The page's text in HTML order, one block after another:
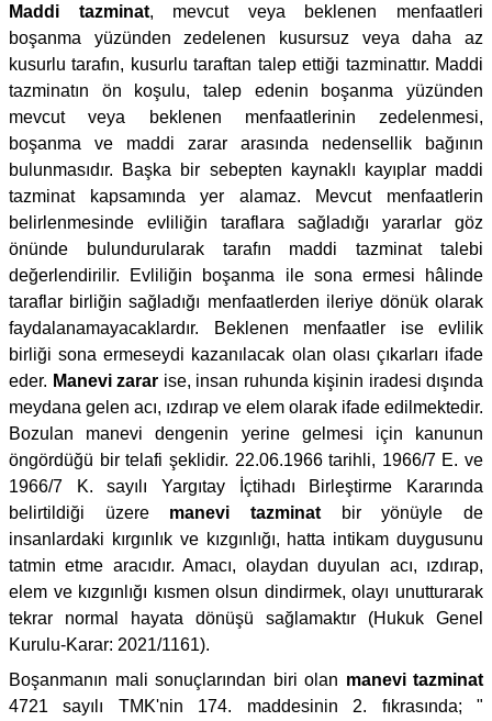
Maddi tazminat, mevcut veya beklenen menfaatleri
boşanma yüzünden zedelenen kusursuz veya daha az
kusurlu tarafın, kusurlu taraftan talep ettiği tazminattır. Maddi
tazminatın ön koşulu, talep edenin boşanma yüzünden
mevcut veya beklenen menfaatlerinin zedelenmesi,
boşanma ve maddi zarar arasında nedensellik bağının
bulunmasıdır. Başka bir sebepten kaynaklı kayıplar maddi
tazminat kapsamında yer alamaz. Mevcut menfaatlerin
belirlenmesinde evliliğin taraflara sağladığı yararlar göz
önünde bulundurularak tarafın maddi tazminat talebi
değerlendirilir. Evliliğin boşanma ile sona ermesi hâlinde
taraflar birliğin sağladığı menfaatlerden ileriye dönük olarak
faydalanamayacaklardır. Beklenen menfaatler ise evlilik
birliği sona ermeseydi kazanılacak olan olası çıkarları ifade
eder. Manevi zarar ise, insan ruhunda kişinin iradesi dışında
meydana gelen acı, ızdırap ve elem olarak ifade edilmektedir.
Bozulan manevi dengenin yerine gelmesi için kanunun
öngördüğü bir telafi şeklidir. 22.06.1966 tarihli, 1966/7 E. ve
1966/7 K. sayılı Yargıtay İçtihadı Birleştirme Kararında
belirtildiği üzere manevi tazminat bir yönüyle de
insanlardaki kırgınlık ve kızgınlığı, hatta intikam duygusunu
tatmin etme aracıdır. Amacı, olaydan duyulan acı, ızdırap,
elem ve kızgınlığı kısmen olsun dindirmek, olayı unutturarak
tekrar normal hayata dönüşü sağlamaktır (Hukuk Genel
Kurulu-Karar: 2021/1161).
Boşanmanın mali sonuçlarından biri olan manevi tazminat
4721 sayılı TMK'nin 174. maddesinin 2. fıkrasında; "